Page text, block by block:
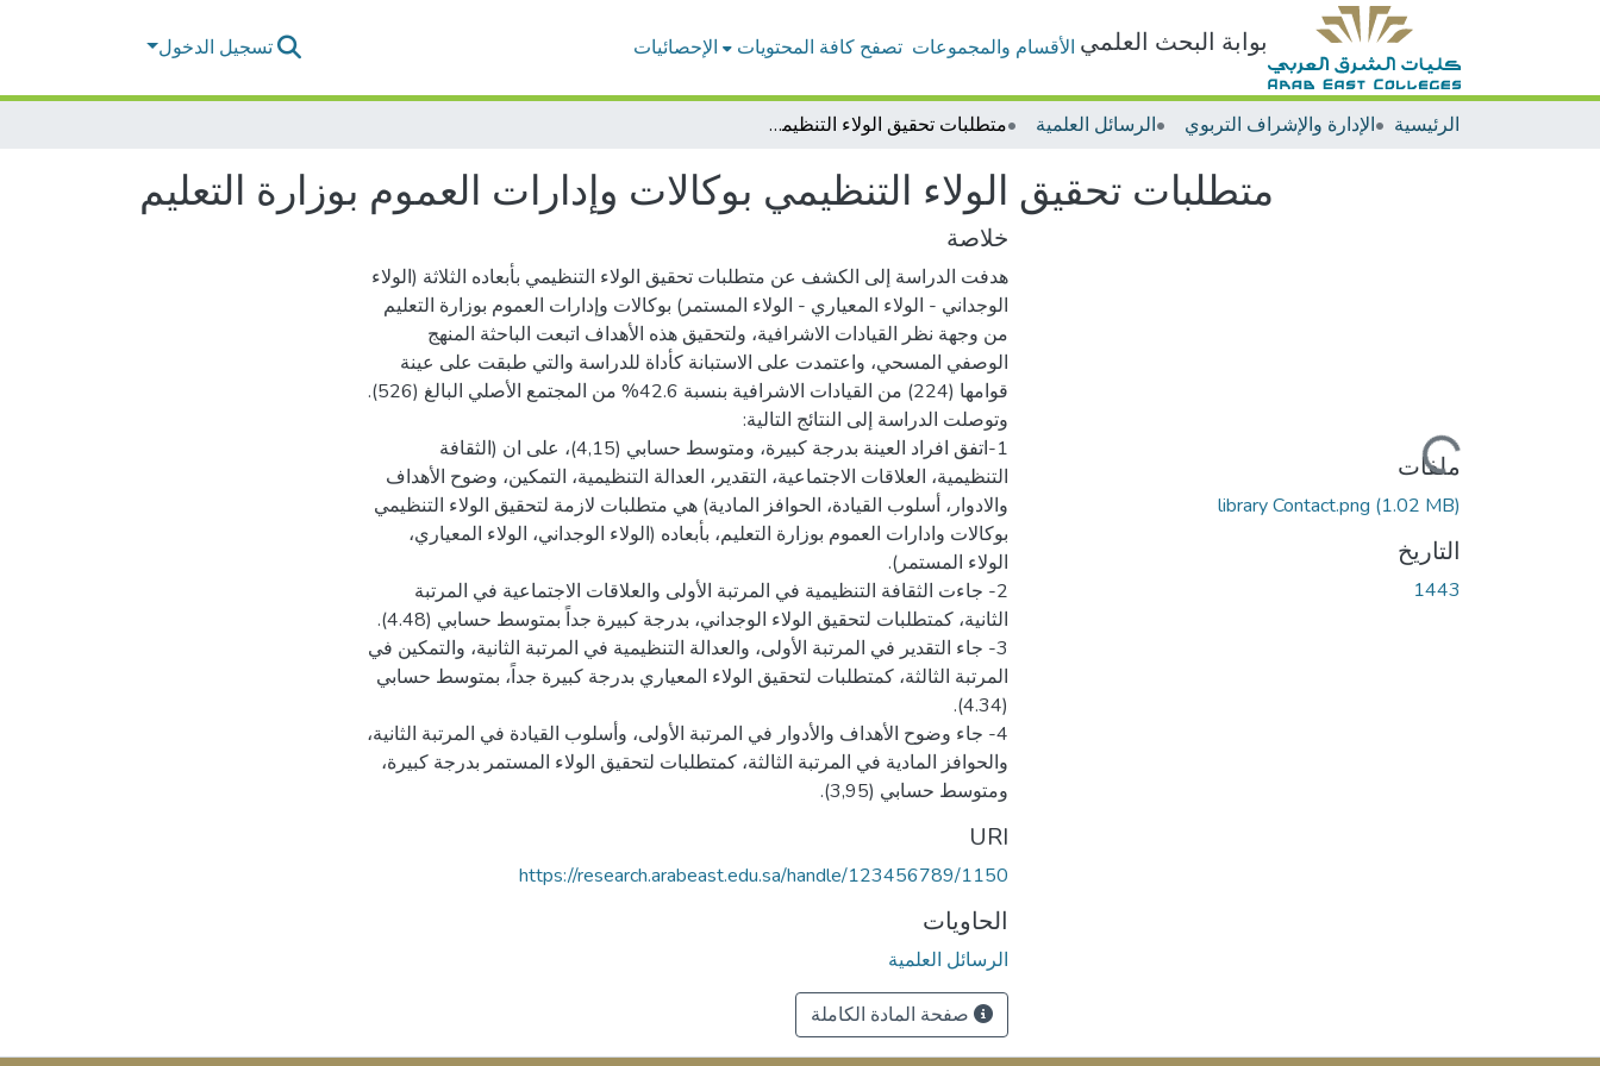
بوابة البحث العلمي الأقسام والمجموعات تصفح كافة المحتويات الإحصائيات تسجيل الدخول
الرئيسية الإدارة والإشراف التربوي الرسائل العلمية متطلبات تحقيق الولاء التنظيمي بوكالات وإدارات العموم بوزارة التعليم
متطلبات تحقيق الولاء التنظيمي بوكالات وإدارات العموم بوزارة التعليم
جاري التحميل...
ملفات
library Contact.png (1.02 MB)
التاريخ
1443
خلاصة
هدفت الدراسة إلى الكشف عن متطلبات تحقيق الولاء التنظيمي بأبعاده الثلاثة (الولاء
الوجداني - الولاء المعياري - الولاء المستمر) بوكالات وإدارات العموم بوزارة التعليم
من وجهة نظر القيادات الاشرافية، ولتحقيق هذه الأهداف اتبعت الباحثة المنهج
الوصفي المسحي، واعتمدت على الاستبانة كأداة للدراسة والتي طبقت على عينة
1-اتفق افراد العينة بدرجة كبيرة، ومتوسط حسابي (4,15)، على ان (الثقافة
التنظيمية، العلاقات الاجتماعية، التقدير، العدالة التنظيمية، التمكين، وضوح الأهداف
والادوار، أسلوب القيادة، الحوافز المادية) هي متطلبات لازمة لتحقيق الولاء التنظيمي
بوكالات وادارات العموم بوزارة التعليم، بأبعاده (الولاء الوجداني، الولاء المعياري،
2- جاءت الثقافة التنظيمية في المرتبة الأولى والعلاقات الاجتماعية في المرتبة
3- جاء التقدير في المرتبة الأولى، والعدالة التنظيمية في المرتبة الثانية، والتمكين في
المرتبة الثالثة، كمتطلبات لتحقيق الولاء المعياري بدرجة كبيرة جداً، بمتوسط حسابي
4- جاء وضوح الأهداف والأدوار في المرتبة الأولى، وأسلوب القيادة في المرتبة الثانية،
والحوافز المادية في المرتبة الثالثة، كمتطلبات لتحقيق الولاء المستمر بدرجة كبيرة،
ومتوسط حسابي (3,95).
URI
https://research.arabeast.edu.sa/handle/123456789/1150
الحاويات
الرسائل العلمية
صفحة المادة الكاملة